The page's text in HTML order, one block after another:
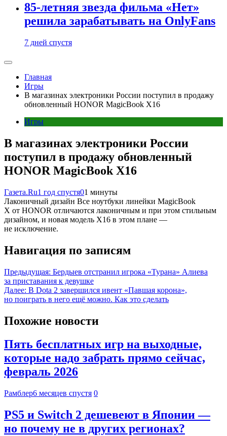
85-летняя звезда фильма «Нет»
решила зарабатывать на OnlyFans
7 дней спустя
Главная
Игры
В магазинах электроники России поступил в продажу
обновленный HONOR MagicBook X16
Игры
В магазинах электроники России
поступил в продажу обновленный
HONOR MagicBook X16
Газета.Ru1 год спустя01 минуты
Лаконичный дизайн Все ноутбуки линейки MagicBook
X от HONOR отличаются лаконичным и при этом стильным
дизайном, и новая модель Х16 в этом плане —
не исключение.
Навигация по записям
Предыдущая: Бердыев отстранил игрока «Турана» Алиева
за приставания к девушке
Далее: В Dota 2 завершился ивент «Павшая корона»,
но поиграть в него ещё можно. Как это сделать
Похожие новости
Пять бесплатных игр на выходные,
которые надо забрать прямо сейчас,
февраль 2026
Рамблер6 месяцев спустя 0
PS5 и Switch 2 дешевеют в Японии —
но почему не в других регионах?